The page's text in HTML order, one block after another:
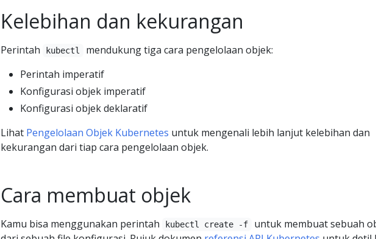
Kelebihan dan kekurangan
Perintah kubectl
mendukung tiga cara pengelolaan objek:
Perintah imperatif
Konfigurasi objek imperatif
Konfigurasi objek deklaratif
Lihat Pengelolaan Objek Kubernetes untuk mengenali lebih lanjut kelebihan dan
kekurangan dari tiap cara pengelolaan objek.
Cara membuat objek
Kamu bisa menggunakan perintah kubectl create -f
untuk membuat sebuah